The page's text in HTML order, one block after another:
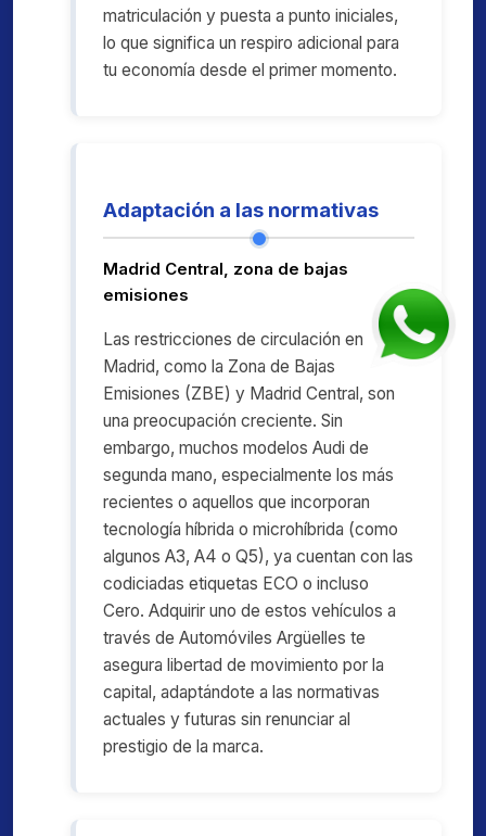
matriculación y puesta a punto iniciales,
lo que significa un respiro adicional para
tu economía desde el primer momento.
Adaptación a las normativas
Madrid Central, zona de bajas
emisiones
Las restricciones de circulación en
Madrid, como la Zona de Bajas
Emisiones (ZBE) y Madrid Central, son
una preocupación creciente. Sin
embargo, muchos modelos Audi de
segunda mano, especialmente los más
recientes o aquellos que incorporan
tecnología híbrida o microhíbrida (como
algunos A3, A4 o Q5), ya cuentan con las
codiciadas etiquetas ECO o incluso
Cero. Adquirir uno de estos vehículos a
través de Automóviles Argüelles te
asegura libertad de movimiento por la
capital, adaptándote a las normativas
actuales y futuras sin renunciar al
prestigio de la marca.